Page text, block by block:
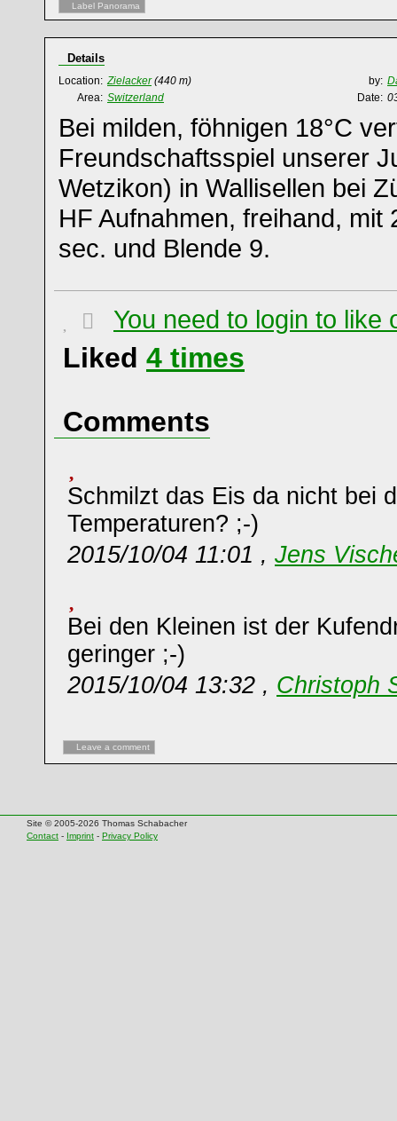
Label Panorama
Details
Location: Zielacker (440 m) by:
Area: Switzerland Date:
Bei milden, föhnigen 18°C
Freundschaftsspiel unserer
Wetzikon) in Wallisellen bei
HF Aufnahmen, freihand, mit
sec. und Blende 9.
You need to login to like
Liked 4 times
Comments
Schmilzt das Eis da nicht bei
Temperaturen? ;-)
2015/10/04 11:01 , Jens
Bei den Kleinen ist der
geringer ;-)
2015/10/04 13:32 , Christoph
Leave a comment
Site © 2005-2026 Thomas Schabacher
Contact - Imprint - Privacy Policy